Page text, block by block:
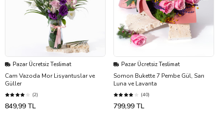
Pazar Ücretsiz Teslimat
Cam Vazoda Mor Lisyantuslar ve
Güller
(2)
849,99 TL
Pazar Ücretsiz Teslimat
Somon Bukette 7 Pembe Gül, Sarı
Luna ve Lavanta
(40)
799,99 TL